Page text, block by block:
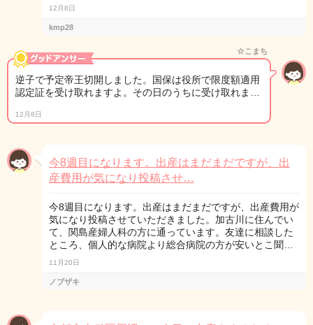
12月8日
kmp28
☆こまち
逆子で予定帝王切開しました。国保は役所で限度額適用
認定証を受け取れますよ。その日のうちに受け取れま…
12月8日
今8週目になります。出産はまだまだですが、出
産費用が気になり投稿させ…
今8週目になります。出産はまだまだですが、出産費用が
気になり投稿させていただきました。加古川に住んでい
て、関島産婦人科の方に通っています。友達に相談した
ところ、個人的な病院より総合病院の方が安いとこ聞…
11月20日
ノブザキ